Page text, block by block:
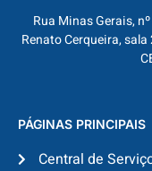
Rua Minas Gerais,
Renato Cerqueira,
PÁGINAS PRINCIPAIS
Central de